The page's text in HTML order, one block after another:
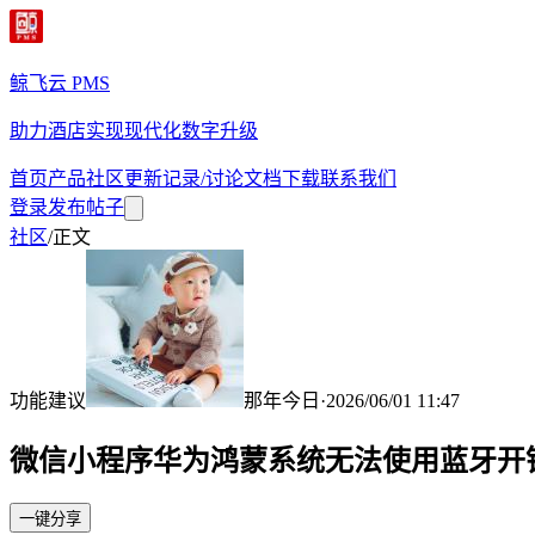
鲸飞云 PMS
助力酒店实现现代化数字升级
首页产品社区更新记录/讨论文档下载联系我们
登录发布帖子
社区/正文
功能建议 那年今日 ·2026/06/01 11:47
微信小程序华为鸿蒙系统无法使用蓝牙开
一键分享